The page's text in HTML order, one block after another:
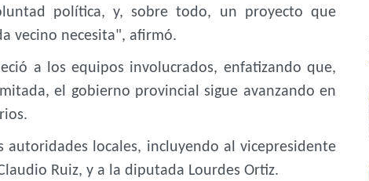
política, y, sobre todo, un proyecto que
vecino necesita", afirmó.
a los equipos involucrados, enfatizando que,
el gobierno provincial sigue avanzando en
autoridades locales, incluyendo al vicepresidente
Ruiz, y a la diputada Lourdes Ortiz.